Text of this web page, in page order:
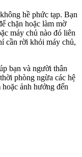
hề phức tạp. Bạn
chặn hoặc làm mờ
máy chủ nào đó liên
cần rời khỏi máy chủ,
bạn và người thân
phòng ngừa các hệ
ảnh hưởng đến